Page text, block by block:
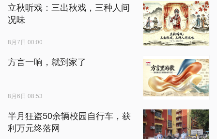
立秋听戏：三出秋戏，三种人间
况味
8月7日 00:00
方言一响，就到家了
8月6日 08:53
半月狂盗50余辆校园自行车，获
利万元终落网